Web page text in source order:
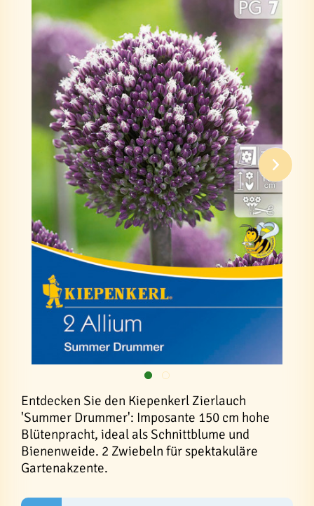
Entdecken Sie den Kiepenkerl Zierlauch
'Summer Drummer': Imposante 150 cm hohe
Blütenpracht, ideal als Schnittblume und
Bienenweide. 2 Zwiebeln für spektakuläre
Gartenakzente.